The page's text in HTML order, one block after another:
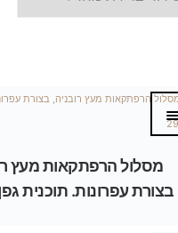
מסלול הרפתקאות מעץ
בצורת עפרונות. תוכנית גפן